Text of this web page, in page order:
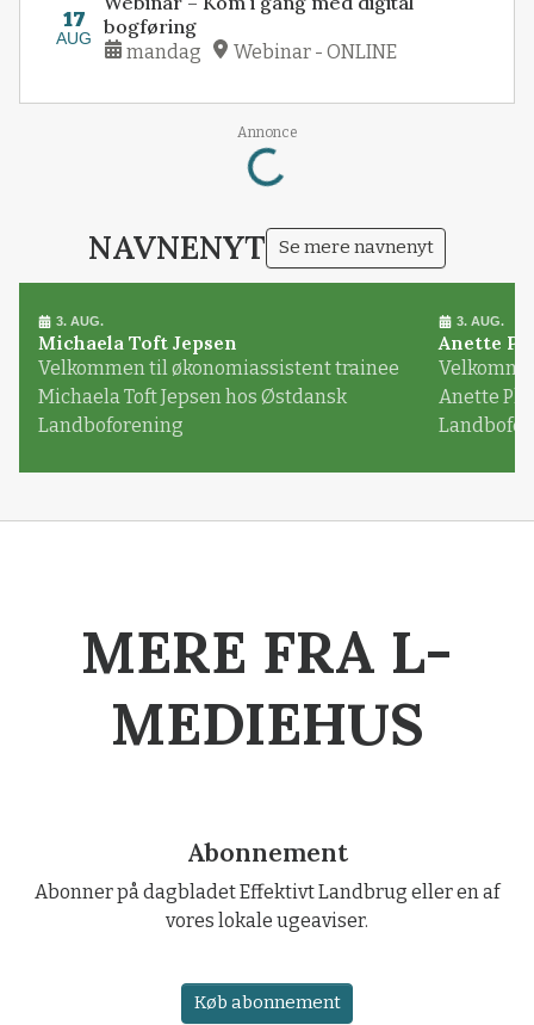
17
AUG
bogføring
mandag Webinar - ONLINE
Annonce
Loading...
NAVNENYT Se mere navnenyt
3. AUG.
Michaela Toft Jepsen
Velkommen til økonomiassistent trainee
Michaela Toft Jepsen hos Østdansk
Landboforening
3. AUG.
Anette
Anette
MERE FRA L-
MEDIEHUS
Abonnement
Abonner på dagbladet Effektivt Landbrug eller en af
vores lokale ugeaviser.
Køb abonnement